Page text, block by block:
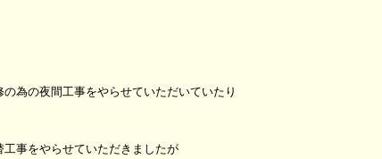
為の夜間工事をやらせていただいていたり
事をやらせていただきましたが